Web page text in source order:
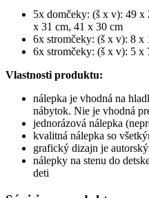
5x domčeky: (š x v): 49 x
x 31 cm, 41 x 30 cm
6x stromčeky: (š x v): 8 x
6x stromčeky: (š x v): 5 x
Vlastnosti produktu:
nálepka je vhodná na
nábytok. Nie je vhodná
jednorázová nálepka
kvalitná nálepka so
grafický dizajn je
nálepky na stenu do
deti